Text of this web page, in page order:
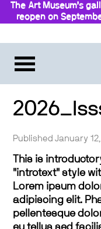
The Art Museum’s
reopen on
Published January
This is
"introtext" style
Lorem ipsum
adipiscing elit.
pellentesque